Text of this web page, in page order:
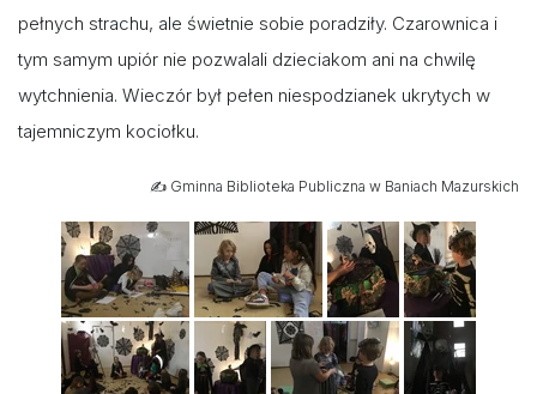
pełnych strachu, ale świetnie sobie poradziły. Czarownica i
tym samym upiór nie pozwalali dzieciakom ani na chwilę
wytchnienia. Wieczór był pełen niespodzianek ukrytych w
tajemniczym kociołku.
✍️ Gminna Biblioteka Publiczna w Baniach Mazurskich